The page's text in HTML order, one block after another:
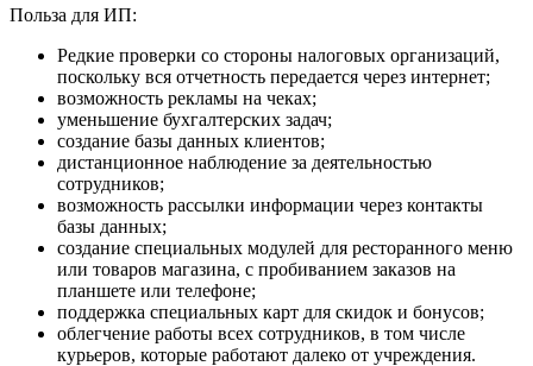
Польза для ИП:
Редкие проверки со стороны налоговых организаций,
поскольку вся отчетность передается через интернет;
возможность рекламы на чеках;
уменьшение бухгалтерских задач;
создание базы данных клиентов;
дистанционное наблюдение за деятельностью
сотрудников;
возможность рассылки информации через контакты
базы данных;
создание специальных модулей для ресторанного меню
или товаров магазина, с пробиванием заказов на
планшете или телефоне;
поддержка специальных карт для скидок и бонусов;
облегчение работы всех сотрудников, в том числе
курьеров, которые работают далеко от учреждения.